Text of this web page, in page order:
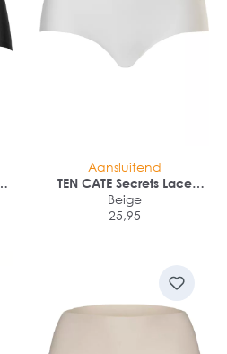
Aansluitend
TEN CATE Secrets Lace
women hipster (1-pack)
Beige
25,95